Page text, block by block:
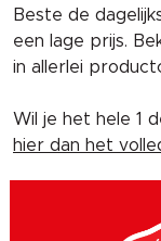
Beste de
een lage prijs.
in allerlei
Wil je het hele 1
hier dan het